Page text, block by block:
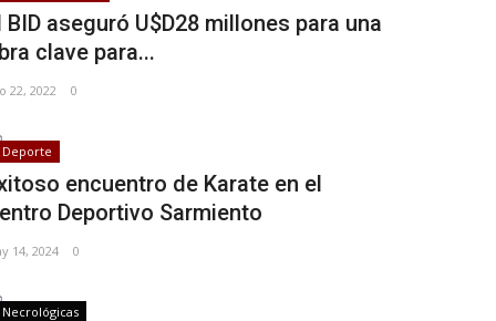
BID aseguró U$D28 millones para una
clave para...
22, 2022 0
Deporte
encuentro de Karate en el
Deportivo Sarmiento
14, 2024 0
Necrológicas